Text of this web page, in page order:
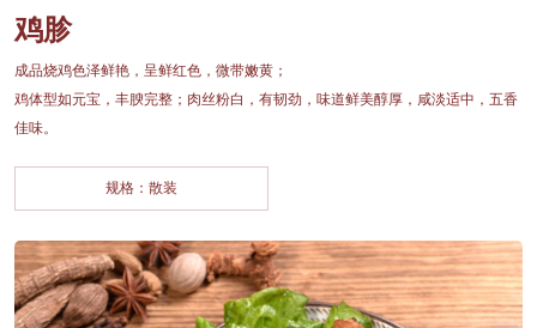
鸡胗
成品烧鸡色泽鲜艳，呈鲜红色，微带嫩黄；
鸡体型如元宝，丰腴完整；肉丝粉白，有韧劲，味道鲜美醇厚，咸淡适中，五香
佳味。
规格：散装